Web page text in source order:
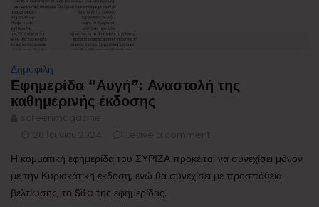
Δημοφιλή
Εφημερίδα “Αυγή”: Αναστολή της
καθημερινής έκδοσης
Η κομματική εφημερίδα του ΣΥΡΙΖΑ πρόκειται να συνεχίσει μόνον
με την Κυριακάτικη έκδοση, ενώ θα συνεχίσει με προσπάθεια
βελτίωσης, το Site της εφημερίδας.